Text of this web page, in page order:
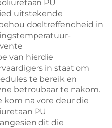
PU
uitstekende
doeltreffendheid in
van hierdie
in staat om
te bereik en
betroubaar te nakom.
kom na vore deur die
PU
dit die